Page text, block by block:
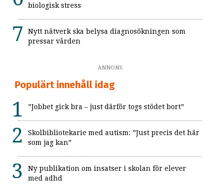
biologisk stress
Nytt nätverk ska belysa diagnosökningen som
pressar vården
ANNONS
Populärt innehåll idag
”Jobbet gick bra – just därför togs stödet bort”
Skolbibliotekarie med autism: ”Just precis det här
som jag kan”
Ny publikation om insatser i skolan för elever
med adhd